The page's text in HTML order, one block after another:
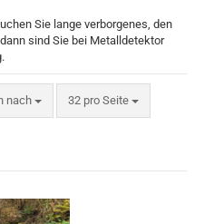
Sie lange verborgenes, den
sind Sie bei Metalldetektor
nach
nach 32 pro Seite
pro Seite